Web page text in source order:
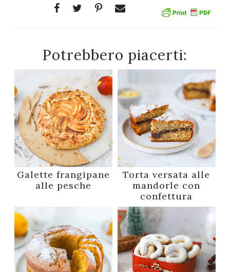
Potrebbero piacerti:
Galette frangipane
alle pesche
Torta versata alle
mandorle con
confettura